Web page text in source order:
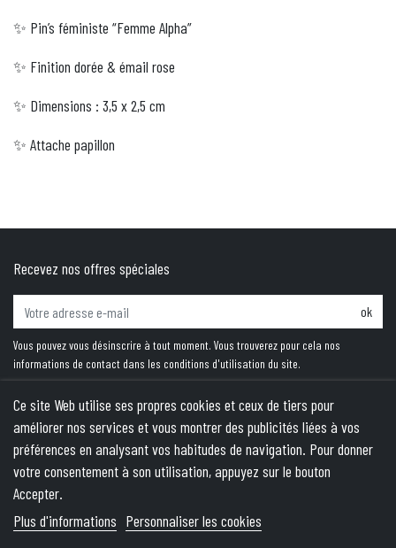
✨ Pin’s féministe “Femme Alpha”
✨ Finition dorée & émail rose
✨ Dimensions : 3,5 x 2,5 cm
✨ Attache papillon
Recevez nos offres spéciales
ok
Vous pouvez vous désinscrire à tout moment. Vous trouverez pour cela nos
informations de contact dans les conditions d'utilisation du site.
PRODUITS
NOTRE SOCIÉTÉ
VOTRE COMPTE
Ce site Web utilise ses propres cookies et ceux de tiers pour
améliorer nos services et vous montrer des publicités liées à vos
préférences en analysant vos habitudes de navigation. Pour donner
votre consentement à son utilisation, appuyez sur le bouton
Accepter.
Plus d'informations Personnaliser les cookies